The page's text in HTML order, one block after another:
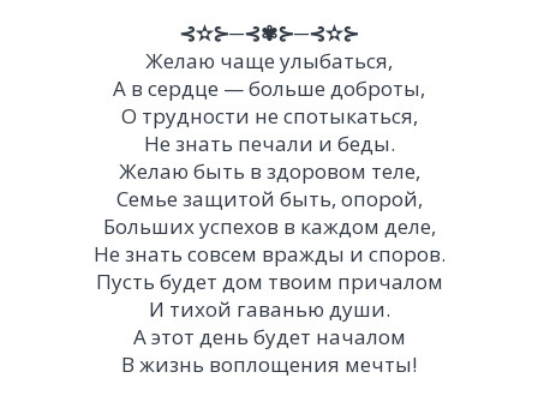
⊰✫⊱─⊰✾⊱─⊰✫⊱
Желаю чаще улыбаться,
А в сердце — больше доброты,
О трудности не спотыкаться,
Не знать печали и беды.
Желаю быть в здоровом теле,
Семье защитой быть, опорой,
Больших успехов в каждом деле,
Не знать совсем вражды и споров.
Пусть будет дом твоим причалом
И тихой гаванью души.
А этот день будет началом
В жизнь воплощения мечты!